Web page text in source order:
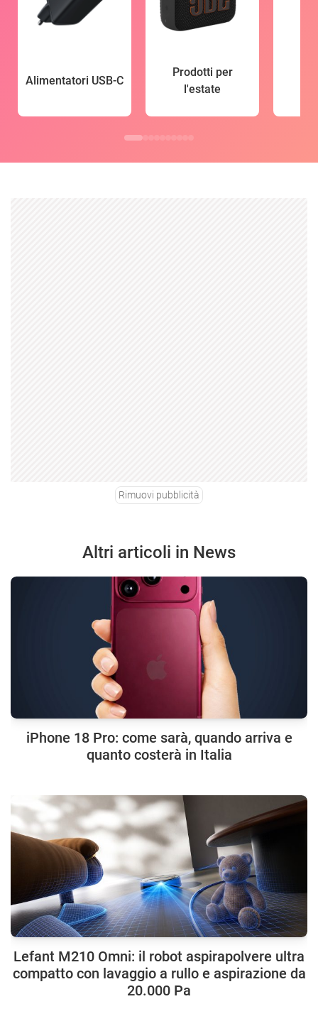
Alimentatori USB-C
Prodotti per
l'estate
Rimuovi pubblicità
Altri articoli in News
iPhone 18 Pro: come sarà, quando arriva e
quanto costerà in Italia
Lefant M210 Omni: il robot aspirapolvere ultra
compatto con lavaggio a rullo e aspirazione da
20.000 Pa